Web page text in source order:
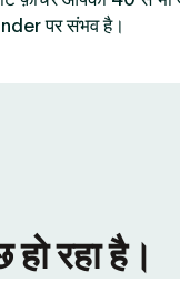
पर संभव है।
रहा है।